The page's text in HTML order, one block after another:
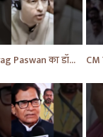
Chirag Paswan का डॉक्टरों को लेकर यह सवाल | BJP | BJP News | Parliament | #shorts #ytnewshorts #yt